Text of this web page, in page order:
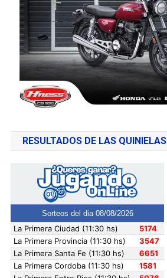
RESULTADOS DE LAS QUINIELAS